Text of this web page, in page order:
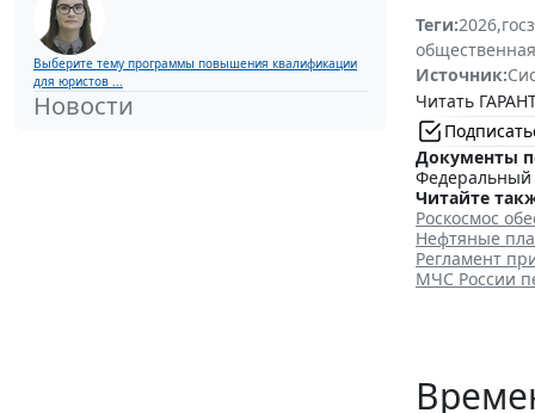
Выберите тему программы повышения квалификации
для юристов ...
Новости
Теги:2026,
Источник:
Читать
Документы
Федеральный
Читайте
Роскосмос
Нефтяные
Регламент
МЧС России